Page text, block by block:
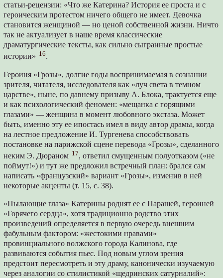
статьи-рецензии: «Что же Катерина? История ее проста и с
героическим протестом ничего общего не имеет. Девочка
становится женщиной — но ценой собственной жизни. Ничто
так не актуализует в наше время классические
драматургические тексты, как сильно сыгранные простые
истории» 16.
Героиня «Грозы», долгие годы воспринимаемая в сознании
зрителя, читателя, исследователя как «луч света в темном
царстве», ныне, по давнему призыву А. Блока, трактуется еще
и как психологический феномен: «мещанка с горящими
глазами» — женщина в момент любовного экстаза. Может
быть, именно эту ее ипостась имел в виду автор драмы, когда
на лестное предложение И. Тургенева способствовать
постановке на парижской сцене перевода «Грозы», сделанного
неким Э. Дюраном 17, ответил смущенным полуотказом («не
поймут!») и тут же предложил встречный план: брался сам
написать «французский» вариант «Грозы», изменив в ней
некоторые акценты (т. 15, с. 38).
«Пылающие глаза» Катерины роднят ее с Парашей, героиней
«Горячего сердца», хотя традиционно родство этих
произведений определяется в первую очередь внешним
фабульным фактором: «жестокими нравами»
провинциального волжского города Калинова, где
развиваются события пьес. Под новым углом зрения
предстоит пересмотреть и эту драму, канонически изучаемую
через аналогии со стилистикой «щедринских сатурналий»: